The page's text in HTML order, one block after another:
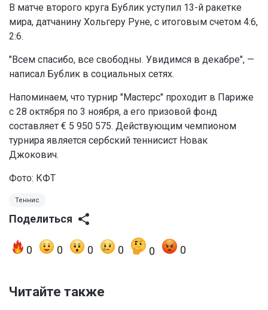
В матче второго круга Бублик уступил 13-й ракетке
мира, датчанину Хольгеру Руне, с итоговым счетом 4:6,
2:6.
"Всем спасибо, все свободны. Увидимся в декабре", —
написал Бублик в социальных сетях.
Напоминаем, что турнир "Мастерс" проходит в Париже
с 28 октября по 3 ноября, а его призовой фонд
составляет € 5 950 575. Действующим чемпионом
турнира является сербский теннисист Новак
Джокович.
Фото: КФТ
Теннис
Поделиться
0 0 0 0 0 0
Читайте также